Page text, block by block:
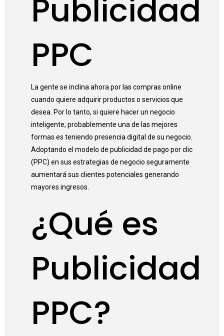
Publicidad
PPC
La gente se inclina ahora por las compras online
cuando quiere adquirir productos o servicios que
desea. Por lo tanto, si quiere hacer un negocio
inteligente, probablemente una de las mejores
formas es teniendo presencia digital de su negocio.
Adoptando el modelo de publicidad de pago por clic
(PPC) en sus estrategias de negocio seguramente
aumentará sus clientes potenciales generando
mayores ingresos.
¿Qué es
Publicidad
PPC?